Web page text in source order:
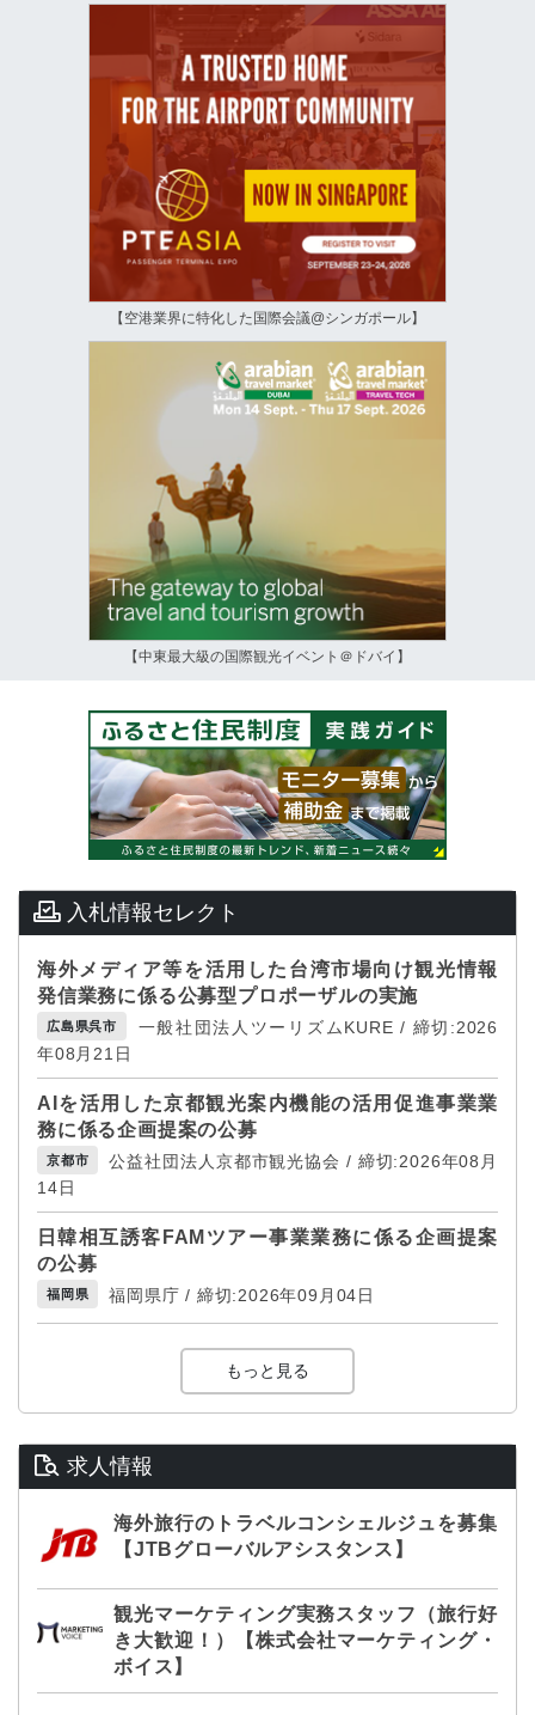
【空港業界に特化した国際会議@シンガポール】
【中東最大級の国際観光イベント＠ドバイ】
入札情報セレクト
海外メディア等を活用した台湾市場向け観光情報
発信業務に係る公募型プロポーザルの実施
広島県呉市
一般社団法人ツーリズムKURE / 締切:2026
年08月21日
AIを活用した京都観光案内機能の活用促進事業業
務に係る企画提案の公募
京都市
公益社団法人京都市観光協会 / 締切:2026年08月
14日
日韓相互誘客FAMツアー事業業務に係る企画提案
の公募
福岡県 福岡県庁 / 締切:2026年09月04日
もっと見る
求人情報
海外旅行のトラベルコンシェルジュを募集
【JTBグローバルアシスタンス】
観光マーケティング実務スタッフ（旅行好
き大歓迎！）【株式会社マーケティング・
ボイス】